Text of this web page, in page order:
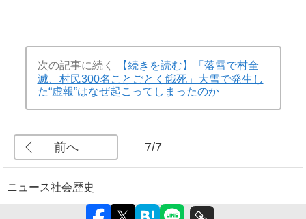
次の記事に続く
【続きを読む】「落雪で村全
滅、村民300名ことごとく餓死」大雪で発生し
た“虚報”はなぜ起こってしまったのか
前へ 7/7
ニュース社会歴史